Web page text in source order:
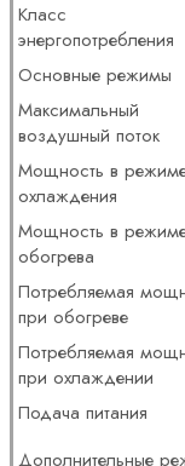
Класс
энергопотребления
Основные режимы
Максимальный
воздушный поток
Мощность в
охлаждения
Мощность в
обогрева
Потребляемая
при обогреве
Потребляемая
при охлаждении
Подача питания
Дополнительные